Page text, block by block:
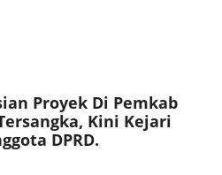
Proyek Di Pemkab
Kini Kejari
DPRD.